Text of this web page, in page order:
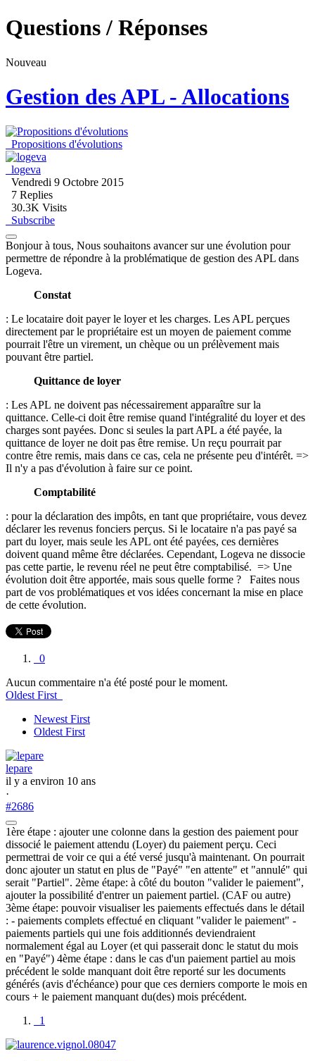
Questions / Réponses
Nouveau
Gestion des APL - Allocations
Propositions d'évolutions
logeva
Vendredi 9 Octobre 2015
7 Replies
30.3K Visits
Subscribe
Bonjour à tous, Nous souhaitons avancer sur une évolution pour
permettre de répondre à la problématique de gestion des APL dans
Logeva.
Constat
: Le locataire doit payer le loyer et les charges. Les APL perçues
directement par le propriétaire est un moyen de paiement comme
pourrait l'être un virement, un chèque ou un prélèvement mais
pouvant être partiel.
Quittance de loyer
: Les APL ne doivent pas nécessairement apparaître sur la
quittance. Celle-ci doit être remise quand l'intégralité du loyer et des
charges sont payées. Donc si seules la part APL a été payée, la
quittance de loyer ne doit pas être remise. Un reçu pourrait par
contre être remis, mais dans ce cas, cela ne présente peu d'intérêt. =>
Il n'y a pas d'évolution à faire sur ce point.
Comptabilité
: pour la déclaration des impôts, en tant que propriétaire, vous devez
déclarer les revenus fonciers perçus. Si le locataire n'a pas payé sa
part du loyer, mais seule les APL ont été payées, ces dernières
doivent quand même être déclarées. Cependant, Logeva ne dissocie
pas cette partie, le revenu réel ne peut être comptabilisé. => Une
évolution doit être apportée, mais sous quelle forme ? Faites nous
part de vos problématiques et vos idées concernant la mise en place
de cette évolution.
0
Aucun commentaire n'a été posté pour le moment.
Oldest First
Newest First
Oldest First
lepare
il y a environ 10 ans
·
#2686
1ère étape : ajouter une colonne dans la gestion des paiement pour
dissocié le paiement attendu (Loyer) du paiement perçu. Ceci
permettrai de voir ce qui a été versé jusqu'à maintenant. On pourrait
donc ajouter un statut en plus de "Payé" "en attente" et "annulé" qui
serait "Partiel". 2ème étape: à côté du bouton "valider le paiement",
ajouter la possibilité d'entrer un paiement partiel. (CAF ou autre)
3ème étape: pouvoir visualiser les paiements effectués dans le détail
: - paiements complets effectué en cliquant "valider le paiement" -
paiements partiels qui une fois additionnés deviendraient
normalement égal au Loyer (et qui passerait donc le statut du mois
en "Payé") 4ème étape : dans le cas d'un paiement partiel au mois
précédent le solde manquant doit être reporté sur les documents
générés (avis d'échéance) pour que ces derniers comporte le mois en
cours + le paiement manquant du(des) mois précédent.
1